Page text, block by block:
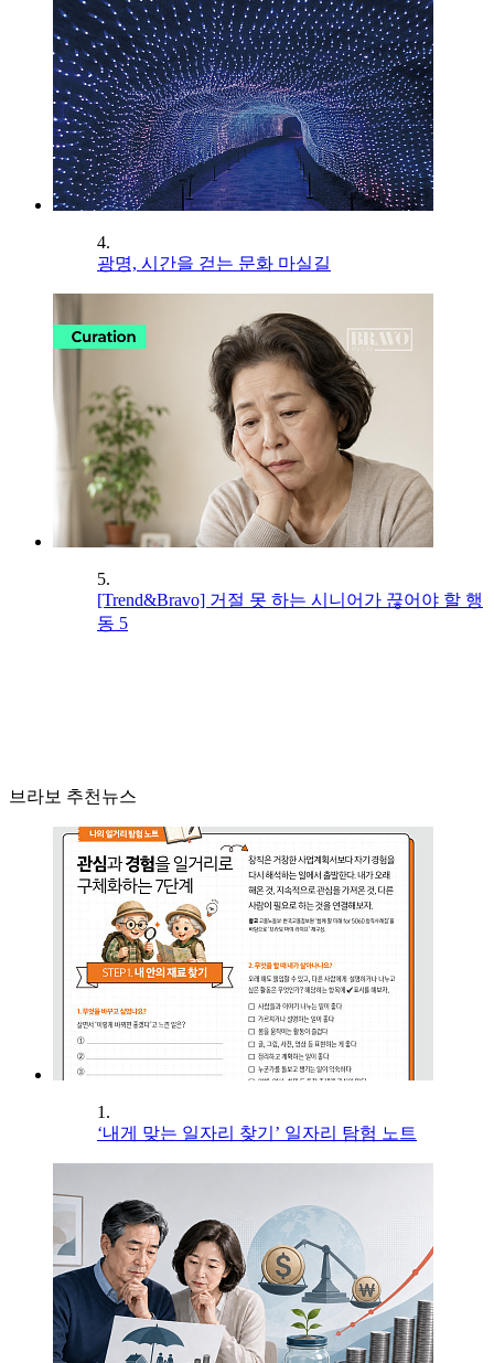
4.
광명, 시간을 걷는 문화 마실길
5.
[Trend&Bravo] 거절 못 하는 시니어가 끊어야 할 행
동 5
브라보 추천뉴스
1.
‘내게 맞는 일자리 찾기’ 일자리 탐험 노트